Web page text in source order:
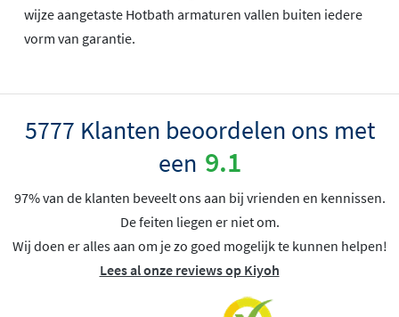
wijze aangetaste Hotbath armaturen vallen buiten iedere
vorm van garantie.
5777 Klanten beoordelen ons met
een 9.1
97% van de klanten beveelt ons aan bij vrienden en kennissen.
De feiten liegen er niet om.
Wij doen er alles aan om je zo goed mogelijk te kunnen helpen!
Lees al onze reviews op Kiyoh